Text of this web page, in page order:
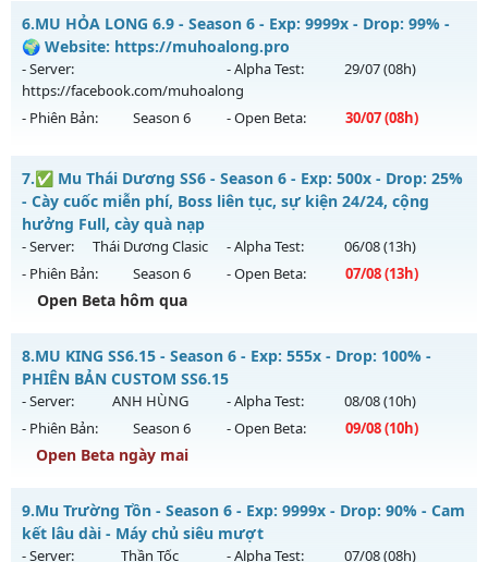
Thể loại: Mu Custom thêm đồ mới
Antihack: 8x
Mu Lục Bảo - Miễn phí 99%
Mu mới ra tháng 08 2026 - Mở máy chủ
ngày 05/08/2626
Exp: 999x - Drop: 60%
Antihack: SharkAnti
6.MU HỎA LONG 6.9 - Season 6 - Exp: 9999x - Drop: 99% -
🌍 Website: https://muhoalong.pro
- Server:
https://facebook.com/muhoalong
- Alpha Test: 29/07(08h)
- Phiên Bản: Season 6 - Open Beta: 30/07(08h)
MU HỎA LONG 6.9 - 🌍 Website: https://muhoalong.pro
Mu mới ra tháng 07 2026 - Mở máy chủ
https://facebook.com/muhoalong
30/07/2626
Exp: 9999x - Drop: 99%
Kiểu reset: Non Reset
Antihack: Xshiel
7.✅ Mu Thái Dương SS6 - Season 6 - Exp: 500x - Drop: 25%
- Cày cuốc miễn phí, Boss liên tục, sự kiện 24/24, cộng
hưởng Full, cày quà nạp
- Server: Thái Dương Clasic - Alpha Test: 06/08(13h)
- Phiên Bản:
Season 6 - Open Beta: 07/08(13h)
Open Beta hôm qua
sự kiện 24/24, cộng hưởng Full, cày quà nạp
Mu mới ra tháng 08 2026 - Mở máy chủ
Thái Dương Clasic
vào 13h ngày 07/08/2626
Exp: 500x - Drop: 25%
Thể loại: Mu Nguyên bản Webzen
Antihack: VIP SHIELD
8.MU KING SS6.15 - Season 6 - Exp: 555x - Drop: 100% -
PHIÊN BẢN CUSTOM SS6.15
- Server: ANH HÙNG - Alpha Test: 08/08(10h)
- Phiên Bản:
Season 6 - Open Beta: 09/08(10h)
Open Beta ngày mai
MU KING SS6.15 - PHIÊN BẢN CUSTOM SS6.15
Mu mới ra tháng 08 2026 - Mở máy chủ
ngày 09/08/2626
9.Mu Trường Tồn - Season 6 - Exp: 9999x - Drop: 90% - Cam
kết lâu dài - Máy chủ siêu mượt
- Server: Thần Tốc - Alpha Test: 07/08(08h)